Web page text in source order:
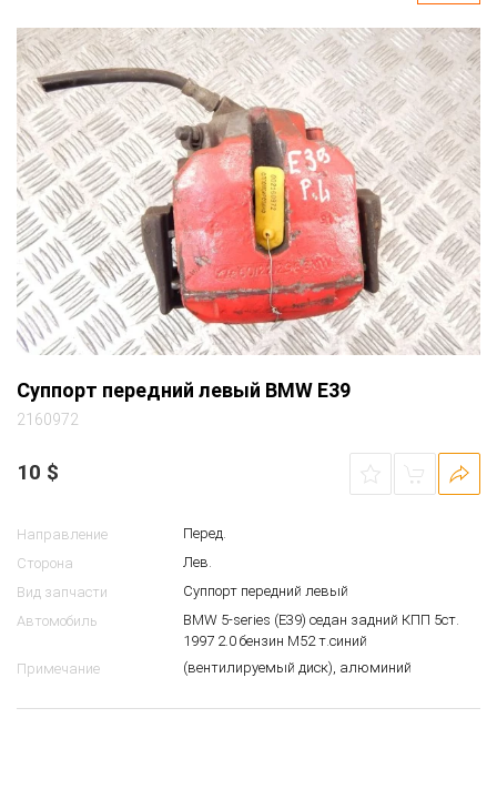
Суппорт передний левый BMW E39
2160972
10 $
Направление
Перед.
Сторона
Лев.
Вид запчасти
Суппорт передний левый
Автомобиль
BMW 5-series (E39) седан задний КПП 5ст.
1997 2.0 бензин M52 т.синий
Примечание
(вентилируемый диск), алюминий